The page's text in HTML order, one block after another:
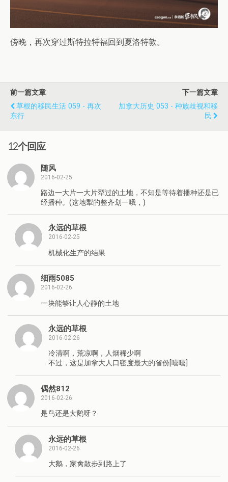
傍晚，再次穿过斯特拉特福回到夏洛特敦。
前一篇文章
草根的移民生活 059 - 再次
东行
下一篇文章
加拿大历史 053 - 种族歧视和移
民
12个回应
随风
2016-02-25
路边一大片一大片犁过的土地，不知是等待着播种还是已
经播种。(这地犁的整齐划一哦，)
永远的草根
2016-02-25
机械化生产的结果
细雨5085
2016-02-26
一块能够让人心静的土地
永远的草根
2016-02-26
冷清啊，荒凉啊，人烟稀少啊
不过，这是加拿大人口密度最大的省份[嘻嘻]
偶然812
2016-02-26
是鸟还是大鹅呀？
永远的草根
2016-02-26
大鹅，家禽散步到路上了